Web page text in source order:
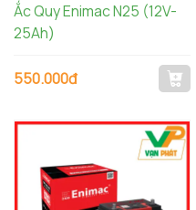
Ắc Quy Enimac N25 (12V-
25Ah)
550.000đ